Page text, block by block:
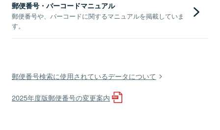
郵便番号・バーコードマニュアル
郵便番号や、バーコードに関するマニュアルを掲載していま
す。
郵便番号検索に使用されているデータについて
2025年度版郵便番号の変更案内